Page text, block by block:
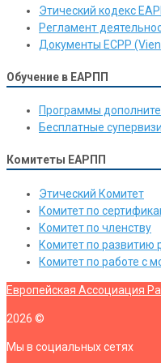
Этический кодекс
Регламент
Документы ЕСРР
Обучение в ЕАРПП
Программы
Бесплатные
Комитеты ЕАРПП
Этический Комитет
Комитет по
Комитет по членству
Комитет по развитию
Комитет по работе с
Европейская Ассоциация
2026 ©
Мы в социальных сетях